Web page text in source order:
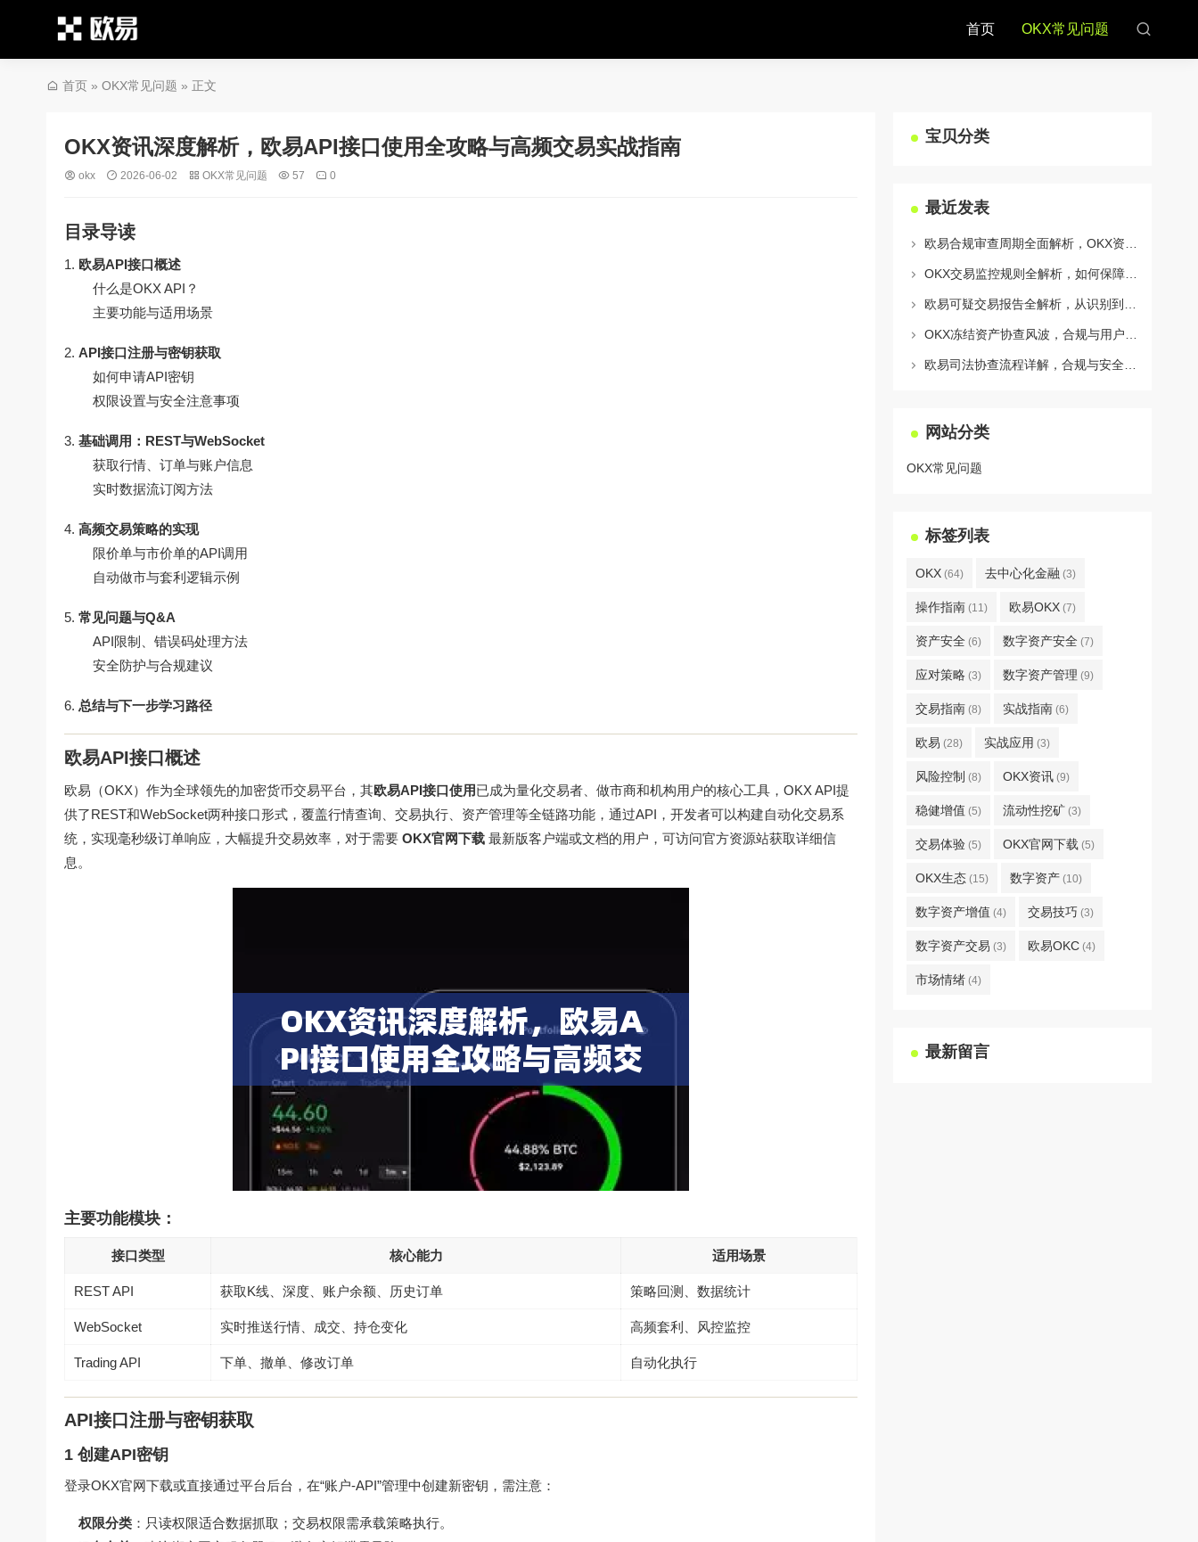
首页 OKX常见问题
首页 » OKX常见问题 » 正文
OKX资讯深度解析，欧易API接口使用全攻略与高频交易实战指南
okx 2026-06-02 OKX常见问题 57 0
目录导读
欧易API接口概述
什么是OKX API？
主要功能与适用场景
API接口注册与密钥获取
如何申请API密钥
权限设置与安全注意事项
基础调用：REST与WebSocket
获取行情、订单与账户信息
实时数据流订阅方法
高频交易策略的实现
限价单与市价单的API调用
自动做市与套利逻辑示例
常见问题与Q&A
API限制、错误码处理方法
安全防护与合规建议
总结与下一步学习路径
欧易API接口概述
欧易（OKX）作为全球领先的加密货币交易平台，其欧易API接口使用已成为量化交易者、做市商和机构用户的核心工具，OKX API提
供了REST和WebSocket两种接口形式，覆盖行情查询、交易执行、资产管理等全链路功能，通过API，开发者可以构建自动化交易系
统，实现毫秒级订单响应，大幅提升交易效率，对于需要 OKX官网下载 最新版客户端或文档的用户，可访问官方资源站获取详细信
息。
主要功能模块：
接口类型 核心能力 适用场景
REST API 获取K线、深度、账户余额、历史订单 策略回测、数据统计
WebSocket 实时推送行情、成交、持仓变化 高频套利、风控监控
Trading API 下单、撤单、修改订单 自动化执行
API接口注册与密钥获取
1 创建API密钥
登录OKX官网下载或直接通过平台后台，在“账户-API”管理中创建新密钥，需注意：
权限分类 ：只读权限适合数据抓取；交易权限需承载策略执行。
宝贝分类
最近发表
网站分类
OKX常见问题
标签列表
OKX (64) 去中心化金融 (3)
操作指南 (11) 欧易OKX (7)
资产安全 (6) 数字资产安全 (7)
应对策略 (3) 数字资产管理 (9)
交易指南 (8) 实战指南 (6)
欧易 (28) 实战应用 (3)
风险控制 (8) OKX资讯 (9)
稳健增值 (5) 流动性挖矿 (3)
交易体验 (5) OKX官网下载 (5)
OKX生态 (15) 数字资产 (10)
数字资产增值 (4) 交易技巧 (3)
数字资产交易 (3) 欧易OKC (4)
市场情绪 (4)
最新留言